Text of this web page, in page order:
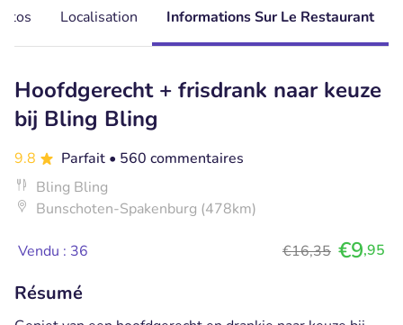
Localisation Informations Sur Le Restaurant
Hoofdgerecht + frisdrank naar keuze
bij Bling Bling
9.8 Parfait • 560 commentaires
Bling Bling
Bunschoten-Spakenburg (478km)
Vendu : 36 €16,35 €9,95
Résumé